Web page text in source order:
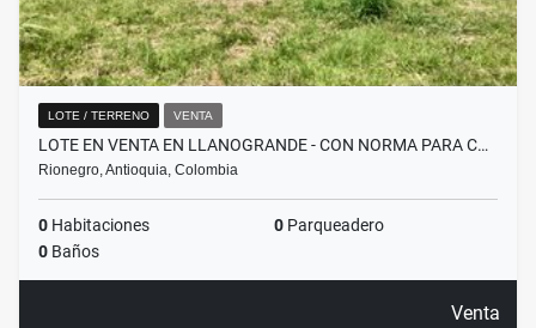
LOTE / TERRENO VENTA
LOTE EN VENTA EN LLANOGRANDE - CON NORMA PARA C…
Rionegro, Antioquia, Colombia
0 Habitaciones 0 Parqueadero
0 Baños
Venta